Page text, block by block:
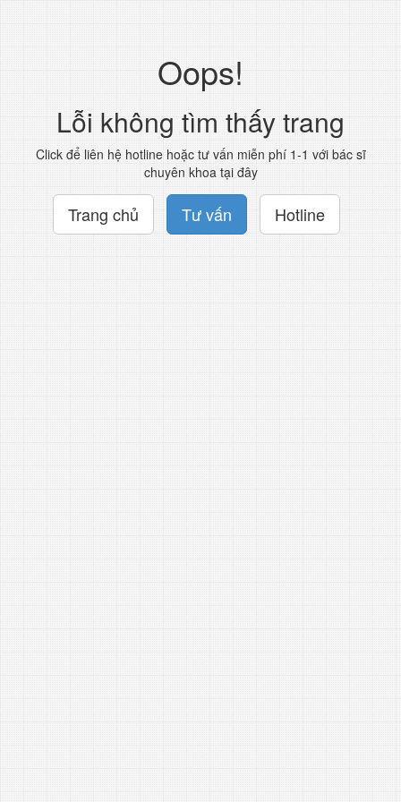
Oops!
Lỗi không tìm thấy trang
Click để liên hệ hotline hoặc tư vấn miễn phí 1-1 với bác sĩ
chuyên khoa tại đây
Trang chủ Tư vấn Hotline